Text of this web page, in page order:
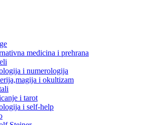
medicina i prehrana
i numerologija
i okultizam
i tarot
i self-help